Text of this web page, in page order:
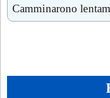
Camminarono